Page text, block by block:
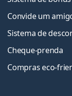
Convide um
Sistema de
Cheque-prenda
Compras eco-